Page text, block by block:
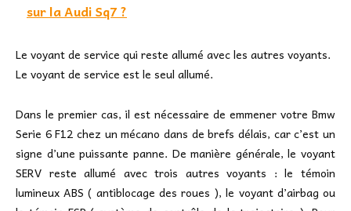
sur la Audi Sq7 ?
Le voyant de service qui reste allumé avec les autres voyants.
Le voyant de service est le seul allumé.
Dans le premier cas, il est nécessaire de emmener votre Bmw
Serie 6 F12 chez un mécano dans de brefs délais, car c’est un
signe d’une puissante panne. De manière générale, le voyant
SERV reste allumé avec trois autres voyants : le témoin
lumineux ABS ( antiblocage des roues ), le voyant d’airbag ou